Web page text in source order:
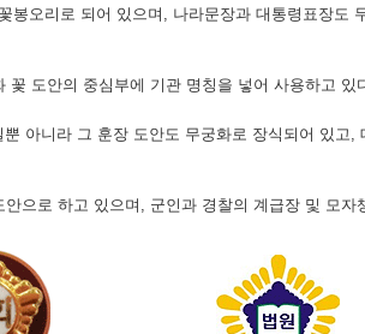
오리로 되어 있으며, 나라문장과 대통령표장도
도안의 중심부에 기관 명칭을 넣어 사용하고 있
아니라 그 훈장 도안도 무궁화로 장식되어 있고,
으로 하고 있으며, 군인과 경찰의 계급장 및 모자